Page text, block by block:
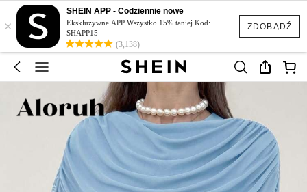
ZDOBĄDŹ
×
SHEIN APP - Codziennie nowe
Ekskluzywne APP Wszystko 15% taniej Kod:
SHAPP15
(3,138)